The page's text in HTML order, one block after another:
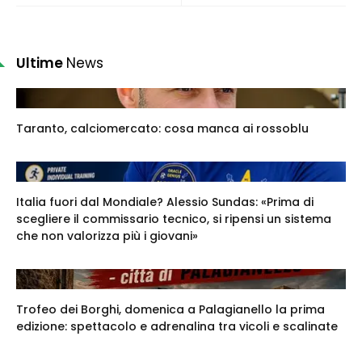
Ultime News
Taranto, calciomercato: cosa manca ai rossoblu
Italia fuori dal Mondiale? Alessio Sundas: «Prima di
scegliere il commissario tecnico, si ripensi un sistema
che non valorizza più i giovani»
Trofeo dei Borghi, domenica a Palagianello la prima
edizione: spettacolo e adrenalina tra vicoli e scalinate